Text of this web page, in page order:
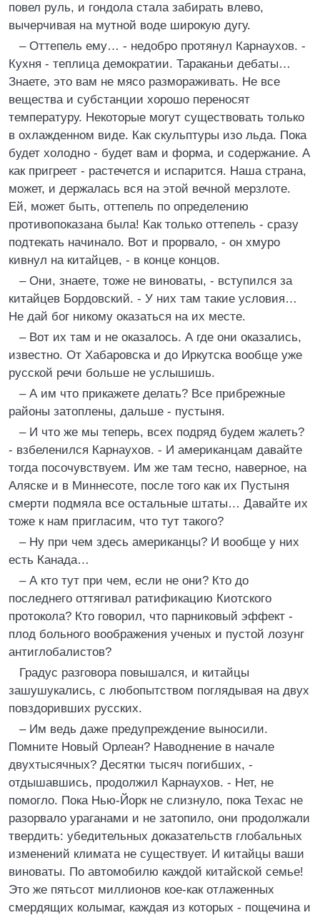
повел руль, и гондола стала забирать влево,
вычерчивая на мутной воде широкую дугу.
– Оттепель ему… - недобро протянул Карнаухов. -
Кухня - теплица демократии. Тараканьи дебаты…
Знаете, это вам не мясо размораживать. Не все
вещества и субстанции хорошо переносят
температуру. Некоторые могут существовать только
в охлажденном виде. Как скульптуры изо льда. Пока
будет холодно - будет вам и форма, и содержание. А
как пригреет - растечется и испарится. Наша страна,
может, и держалась вся на этой вечной мерзлоте.
Ей, может быть, оттепель по определению
противопоказана была! Как только оттепель - сразу
подтекать начинало. Вот и прорвало, - он хмуро
кивнул на китайцев, - в конце концов.
– Они, знаете, тоже не виноваты, - вступился за
китайцев Бордовский. - У них там такие условия…
Не дай бог никому оказаться на их месте.
– Вот их там и не оказалось. А где они оказались,
известно. От Хабаровска и до Иркутска вообще уже
русской речи больше не услышишь.
– А им что прикажете делать? Все прибрежные
районы затоплены, дальше - пустыня.
– И что же мы теперь, всех подряд будем жалеть?
- взбеленился Карнаухов. - И американцам давайте
тогда посочувствуем. Им же там тесно, наверное, на
Аляске и в Миннесоте, после того как их Пустыня
смерти подмяла все остальные штаты… Давайте их
тоже к нам пригласим, что тут такого?
– Ну при чем здесь американцы? И вообще у них
есть Канада…
– А кто тут при чем, если не они? Кто до
последнего оттягивал ратификацию Киотского
протокола? Кто говорил, что парниковый эффект -
плод больного воображения ученых и пустой лозунг
антиглобалистов?
Градус разговора повышался, и китайцы
зашушукались, с любопытством поглядывая на двух
повздоривших русских.
– Им ведь даже предупреждение выносили.
Помните Новый Орлеан? Наводнение в начале
двухтысячных? Десятки тысяч погибших, -
отдышавшись, продолжил Карнаухов. - Нет, не
помогло. Пока Нью-Йорк не слизнуло, пока Техас не
разорвало ураганами и не затопило, они продолжали
твердить: убедительных доказательств глобальных
изменений климата не существует. И китайцы ваши
виноваты. По автомобилю каждой китайской семье!
Это же пятьсот миллионов кое-как отлаженных
смердящих колымаг, каждая из которых - пощечина и